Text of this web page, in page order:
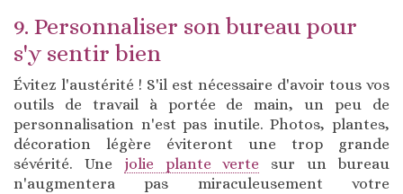
9. Personnaliser son bureau pour
s'y sentir bien
Évitez l'austérité ! S'il est nécessaire d'avoir tous vos
outils de travail à portée de main, un peu de
personnalisation n'est pas inutile. Photos, plantes,
décoration légère éviteront une trop grande
sévérité. Une jolie plante verte sur un bureau
n'augmentera pas miraculeusement votre